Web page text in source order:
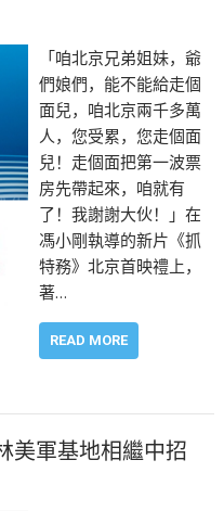
「咱北京兄弟姐妹，爺
們娘們，能不能給走個
面兒，咱北京兩千多萬
人，您受累，您走個面
兒！走個面把第一波票
房先帶起來，咱就有
了！我謝謝大伙！」在
馮小剛執導的新片《抓
特務》北京首映禮上，
著…
READ MORE
美軍基地相繼中招